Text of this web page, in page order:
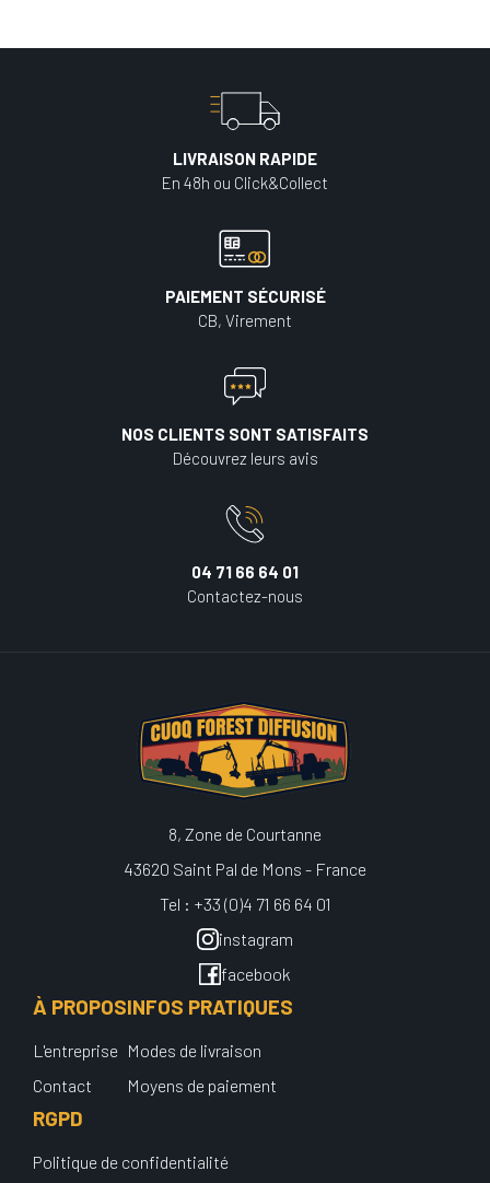
LIVRAISON RAPIDE
En 48h ou Click&Collect
PAIEMENT SÉCURISÉ
CB, Virement
NOS CLIENTS SONT SATISFAITS
Découvrez leurs avis
04 71 66 64 01
Contactez-nous
8, Zone de Courtanne
43620 Saint Pal de Mons - France
Tel : +33 (0)4 71 66 64 01
instagram
facebook
À PROPOS
L'entreprise
Contact
INFOS PRATIQUES
Modes de livraison
Moyens de paiement
RGPD
Politique de confidentialité